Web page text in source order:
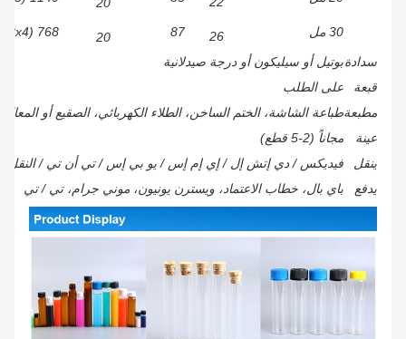
30 مل 26
87
20
768 (192x4)
سدادةبوتيل أو سيليكون أو درجة صيدلانية
قبعة
على الطلب
مطبعةطباعة الشاشة، الختم الساخن، الطلاء الكهربائي، الصقيع أو
عينة
مجاناً (2-5 قطع)
ينقل
فيديكس / دي إتش إل / إي إم إس / يو بي إس / تي أن تي / النقل
يدفع
باي بال، خطاب الاعتماد، ويسترن يونيون، موني جرام، تي / تي